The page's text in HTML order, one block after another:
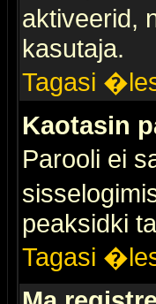
aktiveerid,
kasutaja.
Tagasi
Kaotasin
Parooli ei
peaksidki
Tagasi